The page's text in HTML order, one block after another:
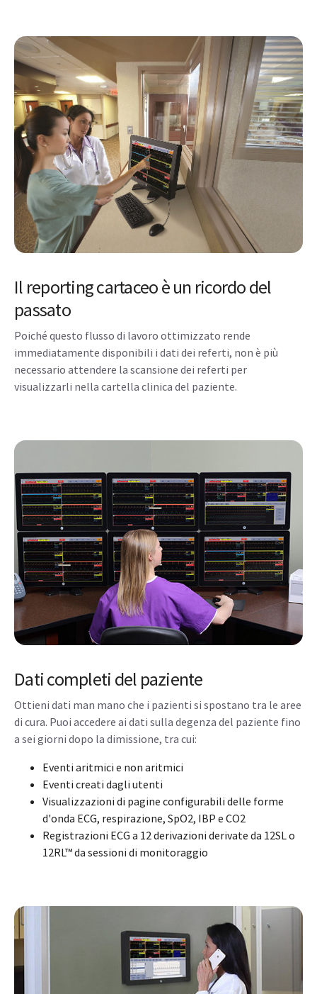
Il reporting cartaceo è un ricordo del
passato
Poiché questo flusso di lavoro ottimizzato rende
immediatamente disponibili i dati dei referti, non è più
necessario attendere la scansione dei referti per
visualizzarli nella cartella clinica del paziente.
Dati completi del paziente
Ottieni dati man mano che i pazienti si spostano tra le aree
di cura. Puoi accedere ai dati sulla degenza del paziente fino
a sei giorni dopo la dimissione, tra cui:
Eventi aritmici e non aritmici
Eventi creati dagli utenti
Visualizzazioni di pagine configurabili delle forme
d'onda ECG, respirazione, SpO2, IBP e CO2
Registrazioni ECG a 12 derivazioni derivate da 12SL o
12RL™ da sessioni di monitoraggio